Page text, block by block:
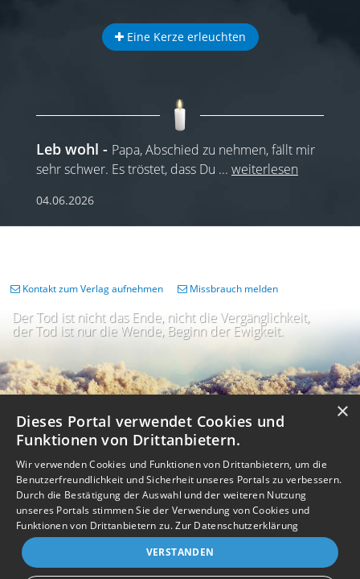
Eine Kerze erleuchten
Leb wohl
Papa, Abschied zu nehmen, fällt mir
sehr schwer. Es tröstet, dass Du ... weiterlesen
04.06.2026
Der Tod ist nicht das Ende, nicht die Vergänglichkeit,
der Tod ist nur die Wende, Beginn der Ewigkeit.
Kontakt zum Verlag aufnehmen Missbrauch melden
Impressum Nutzungsbedingungen Datenschutz
AGB
Barrierefreiheit
Barriere melden
I
m
A
c
Accessibility-Modus aktivieren
I
K
Kontrastmodus aktivieren
eigenes Gedenkportal erstellen
×
Dieses Portal verwendet Cookies und
Funktionen von Drittanbietern.
Wir verwenden Cookies und Funktionen von Drittanbietern, um die
Benutzerfreundlichkeit und Sicherheit unseres Portals zu verbessern.
Durch die Bestätigung der Auswahl und der weiteren Nutzung
unseres Portals stimmen Sie der Verwendung von Cookies und
Funktionen von Drittanbietern zu.Zur Datenschutzerklärung
VERSTANDEN